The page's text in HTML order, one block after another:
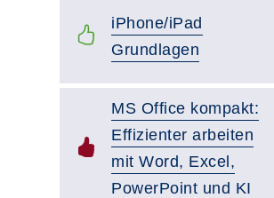
iPhone/iPad
Grundlagen
MS Office kompakt:
Effizienter arbeiten
mit Word, Excel,
PowerPoint und KI